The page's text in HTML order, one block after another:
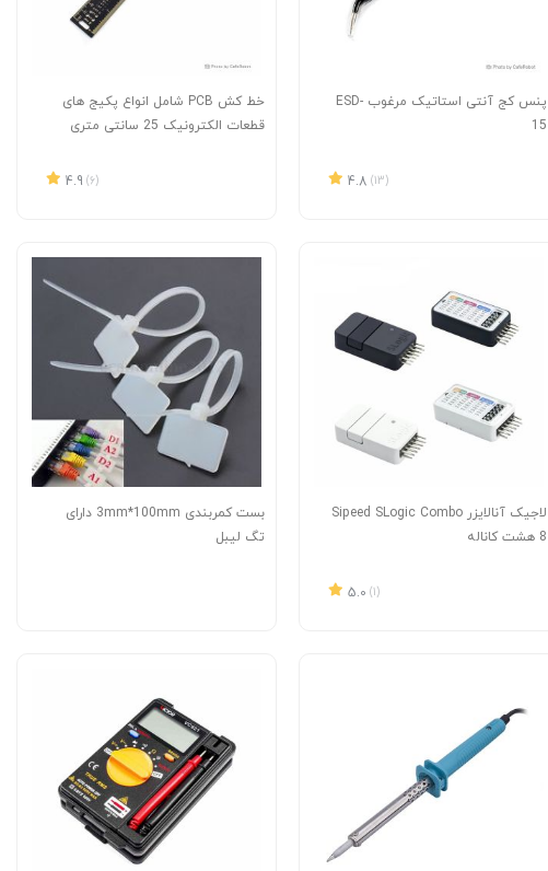
پنس کج آنتی استاتیک مرغوب ESD-
15
4.8 (13)
خط کش PCB شامل انواع پکیج های
قطعات الکترونیک 25 سانتی متری
4.9 (6)
لاجیک آنالایزر Sipeed SLogic Combo
8 هشت کاناله
5.0 (1)
بست کمربندی 3mm*100mm دارای
تگ لیبل